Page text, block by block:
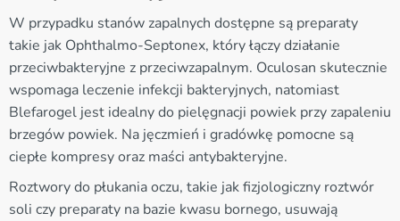
W przypadku stanów zapalnych dostępne są preparaty
takie jak Ophthalmo-Septonex, który łączy działanie
przeciwbakteryjne z przeciwzapalnym. Oculosan skutecznie
wspomaga leczenie infekcji bakteryjnych, natomiast
Blefarogel jest idealny do pielęgnacji powiek przy zapaleniu
brzegów powiek. Na jęczmień i gradówkę pomocne są
ciepłe kompresy oraz maści antybakteryjne.
Roztwory do płukania oczu, takie jak fizjologiczny roztwór
soli czy preparaty na bazie kwasu bornego, usuwają